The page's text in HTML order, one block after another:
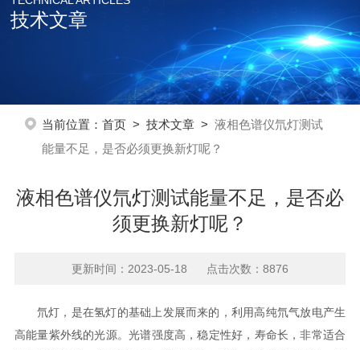
技术文章
当前位置： 首页> 技术文章> 液相色谱仪氘灯测试
能量不足，是否必须更换新灯呢？
液相色谱仪氘灯测试能量不足，是否必
须更换新灯呢？
更新时间：2023-05-18 点击次数：8876
氘灯，是在氢灯的基础上发展而来的，利用高纯氘气放电产生
高能量紫外线的光源。光谱强度高，稳定性好，寿命长，非常适合